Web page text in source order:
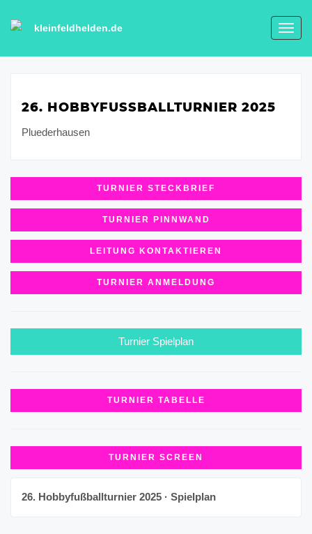
kleinfeldhelden.de
26. HOBBYFUSSBALLTURNIER 2025
Pluederhausen
TURNIER STECKBRIEF
TURNIER PINNWAND
LEITUNG KONTAKTIEREN
TURNIER ANMELDUNG
Turnier Spielplan
TURNIER TABELLE
TURNIER SCREEN
26. Hobbyfußballturnier 2025 · Spielplan